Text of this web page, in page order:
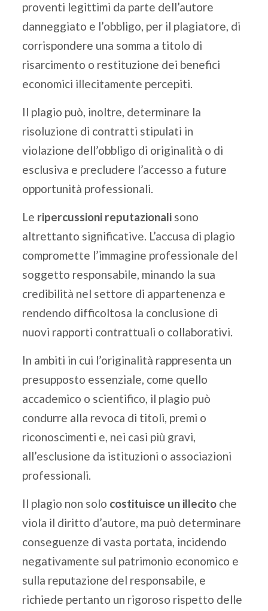
proventi legittimi da parte dell’autore
danneggiato e l’obbligo, per il plagiatore, di
corrispondere una somma a titolo di
risarcimento o restituzione dei benefici
economici illecitamente percepiti.
Il plagio può, inoltre, determinare la
risoluzione di contratti stipulati in
violazione dell’obbligo di originalità o di
esclusiva e precludere l’accesso a future
opportunità professionali.
Le ripercussioni reputazionali sono
altrettanto significative. L’accusa di plagio
compromette l’immagine professionale del
soggetto responsabile, minando la sua
credibilità nel settore di appartenenza e
rendendo difficoltosa la conclusione di
nuovi rapporti contrattuali o collaborativi.
In ambiti in cui l’originalità rappresenta un
presupposto essenziale, come quello
accademico o scientifico, il plagio può
condurre alla revoca di titoli, premi o
riconoscimenti e, nei casi più gravi,
all’esclusione da istituzioni o associazioni
professionali.
Il plagio non solo costituisce un illecitoche
viola il diritto d’autore, ma può determinare
conseguenze di vasta portata, incidendo
negativamente sul patrimonio economico e
sulla reputazione del responsabile, e
richiede pertanto un rigoroso rispetto delle